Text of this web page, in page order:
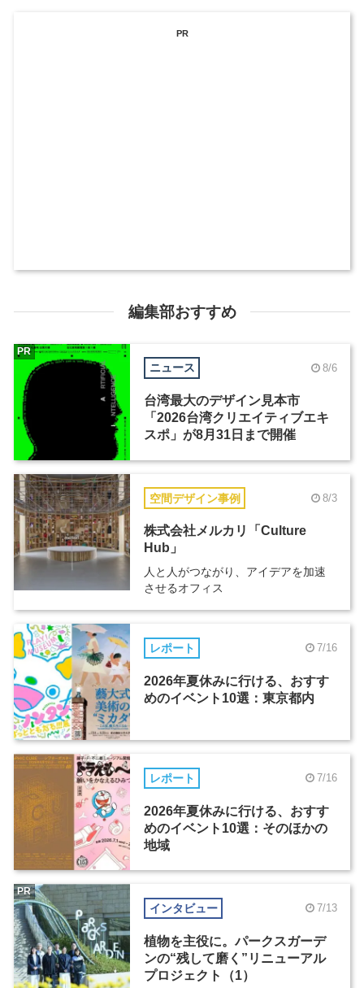
PR
編集部おすすめ
ニュース 8/6
台湾最大のデザイン見本市
「2026台湾クリエイティブエキ
スポ」が8月31日まで開催
PR
空間デザイン事例 8/3
株式会社メルカリ「Culture
Hub」
人と人がつながり、アイデアを加速
させるオフィス
レポート 7/16
2026年夏休みに行ける、おすす
めのイベント10選：東京都内
レポート 7/16
2026年夏休みに行ける、おすす
めのイベント10選：そのほかの
地域
インタビュー 7/13
植物を主役に。パークスガーデ
ンの“残して磨く”リニューアル
プロジェクト（1）
PR